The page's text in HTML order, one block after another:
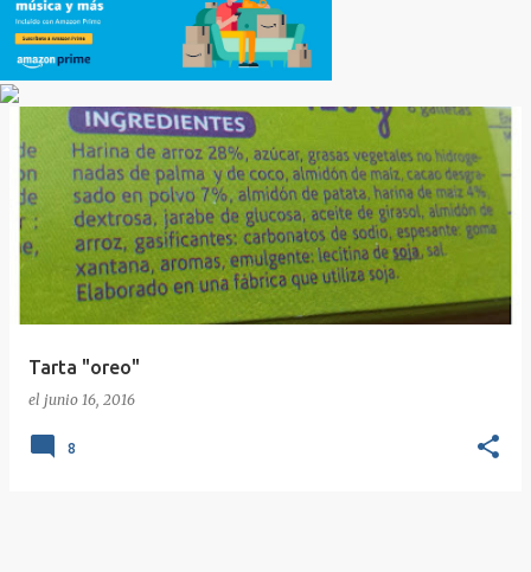
Tarta "oreo"
el junio 16, 2016
8